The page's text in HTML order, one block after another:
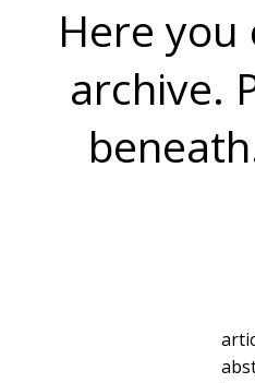
Here you
archive.